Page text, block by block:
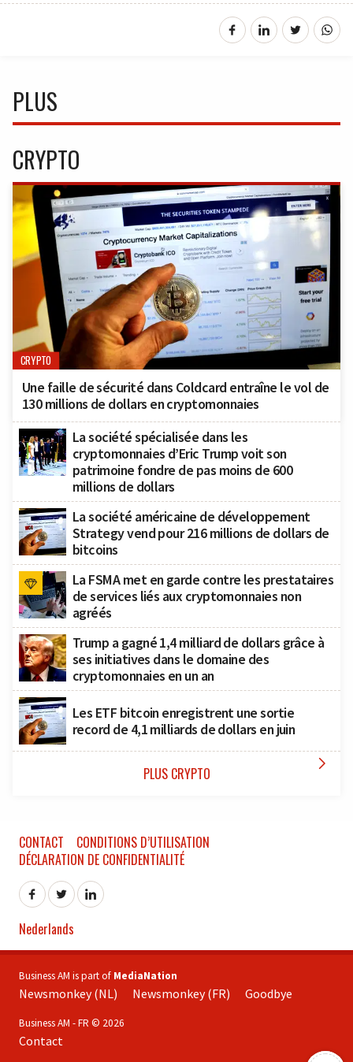
PLUS
CRYPTO
CRYPTO
Une faille de sécurité dans Coldcard entraîne le vol de
130 millions de dollars en cryptomonnaies
La société spécialisée dans les
cryptomonnaies d’Eric Trump voit son
patrimoine fondre de pas moins de 600
millions de dollars
La société américaine de développement
Strategy vend pour 216 millions de dollars de
bitcoins
La FSMA met en garde contre les prestataires
de services liés aux cryptomonnaies non
agréés
Trump a gagné 1,4 milliard de dollars grâce à
ses initiatives dans le domaine des
cryptomonnaies en un an
Les ETF bitcoin enregistrent une sortie
record de 4,1 milliards de dollars en juin
PLUS CRYPTO 
CONTACT
CONDITIONS D’UTILISATION
DÉCLARATION DE CONFIDENTIALITÉ
Nederlands
Business AM is part of MediaNation
Newsmonkey (NL) Newsmonkey (FR) Goodbye
Business AM - FR © 2026
Contact